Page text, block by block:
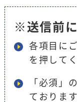
※送信前
各項目に
を押して
「必須」
ております